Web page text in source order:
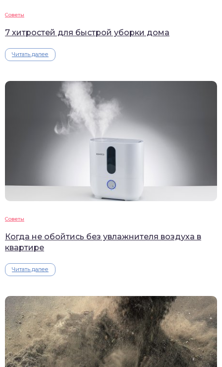
Советы
7 хитростей для быстрой уборки дома
Читать далее
Советы
Когда не обойтись без увлажнителя воздуха в
квартире
Читать далее